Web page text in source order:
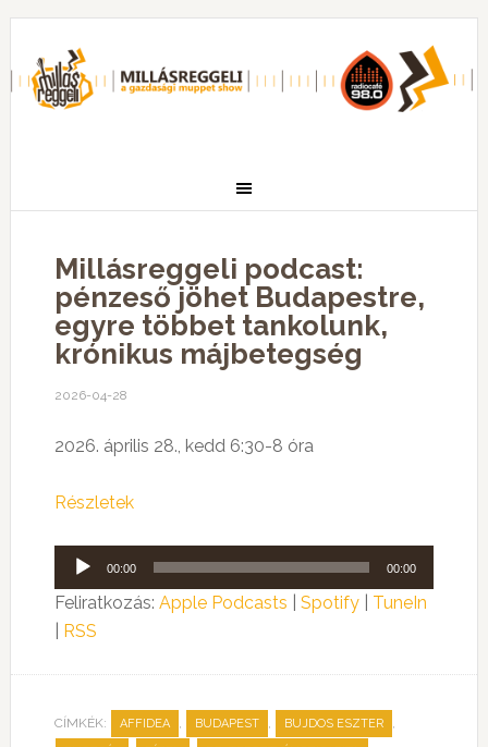
Millásreggeli podcast:
pénzeső jöhet Budapestre,
egyre többet tankolunk,
krónikus májbetegség
2026-04-28
2026. április 28., kedd 6:30-8 óra
Részletek
Audió
lejátszó
00:00 00:00
Feliratkozás: Apple Podcasts Spotify| TuneIn
RSS
CÍMKÉK: AFFIDEA , BUDAPEST , BUJDOS ESZTER ,